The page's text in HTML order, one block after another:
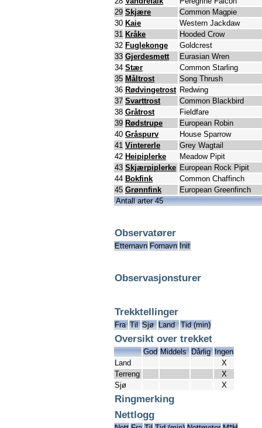
29 Skjære
Common Magpie
30 Kaie
Western Jackdaw
31 Kråke
Hooded Crow
32 Fuglekonge
Goldcrest
33 Gjerdesmett
Eurasian Wren
34 Stær
Common Starling
35 Måltrost
Song Thrush
36 Rødvingetrost Redwing
37 Svarttrost
Common Blackbird
38 Gråtrost
Fieldfare
39 Rødstrupe
European Robin
40 Gråspurv
House Sparrow
41 Vintererle
Grey Wagtail
42 Heipiplerke
Meadow Pipit
43 Skjærpiplerke European Rock Pipit
44 Bokfink
Common Chaffinch
45 Grønnfink
European Greenfinch
Antall arter 45
Observatører
Etternavn Fornavn Init
Observasjonsturer
Trekktellinger
Fra Til Sjø Land Tid (min)
Oversikt over trekket
God Middels Dårlig Ingen
Land
X
Terreng
X
Sjø
X
Ringmerking
Nettlogg